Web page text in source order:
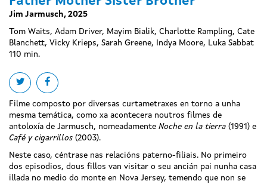
Jim Jarmusch, 2025
Tom Waits, Adam Driver, Mayim Bialik, Charlotte Rampling, Cate
Blanchett, Vicky Krieps, Sarah Greene, Indya Moore, Luka Sabbat
110 min.
Share on twitter
Share on facebook
Filme composto por diversas curtametraxes en torno a unha
mesma temática, como xa acontecera noutros filmes de
antoloxía de Jarmusch, nomeadamente Noche en la tierra (1991) e
Café y cigarrillos (2003).
Neste caso, céntrase nas relacións paterno-filiais. No primeiro
dos episodios, dous fillos van visitar o seu ancián pai nunha casa
illada no medio do monte en Nova Jersey, temendo que non se